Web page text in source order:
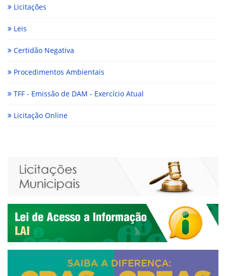
Licitações
Leis
Certidão Negativa
Procedimentos Ambientais
TFF - Emissão de DAM - Exercício Atual
Licitação Online